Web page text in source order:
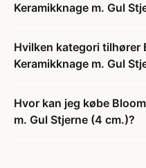
Keramikknage m. Gul
Hvilken kategori tilhører
Keramikknage m. Gul
Hvor kan jeg købe
m. Gul Stjerne (4 cm.)?